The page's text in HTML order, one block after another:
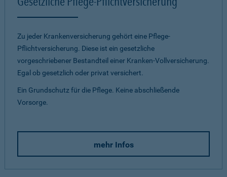
Zu jeder Krankenversicherung gehört eine Pflege-
Pflichtversicherung. Diese ist ein gesetzliche
vorgeschriebener Bestandteil einer Kranken-Vollversicherung.
Egal ob gesetzlich oder privat versichert.
Ein Grundschutz für die Pflege. Keine abschließende
Vorsorge.
mehr Infos